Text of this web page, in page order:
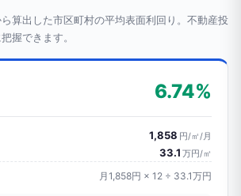
算出した市区町村の平均表面利回り。不動産投
握できます。
6.74%
1,858 円/㎡/月
33.1 万円/㎡
月1,858円 × 12 ÷ 33.1万円